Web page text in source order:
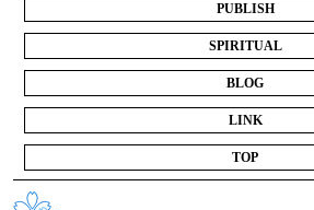
PUBLISH
SPIRITUAL
BLOG
LINK
TOP